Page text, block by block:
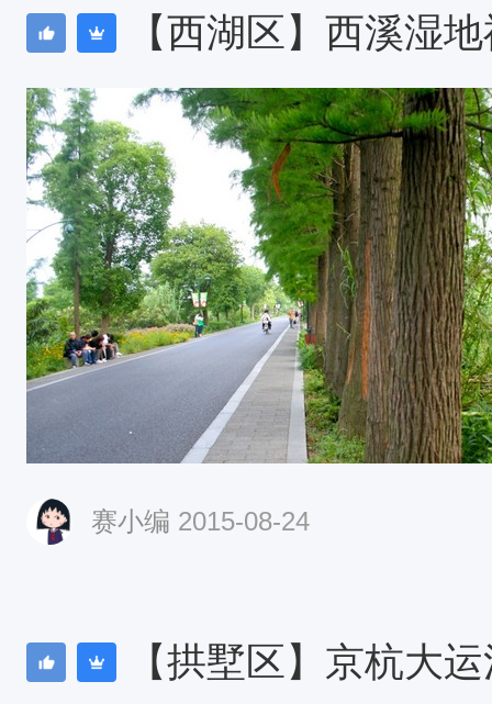
【西湖区】西溪湿
桥、庆福桥、向福桥、广福桥、
在福堤上，静静欣赏西溪湿地风
赛小编 2015-08-24
【拱墅区】京杭大